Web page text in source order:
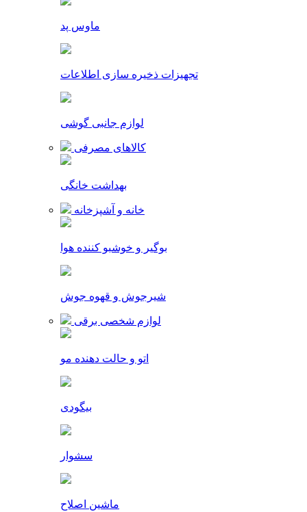
ماوس پد
تجهیزات ذخیره سازی اطلاعات
لوازم جانبی گوشی
کالاهای مصرفی
بهداشت خانگی
خانه و آشپزخانه
بوگیر و خوشبو کننده هوا
شیرجوش و قهوه جوش
لوازم شخصی برقی
اتو و حالت دهنده مو
بیگودی
سشوار
ماشین اصلاح